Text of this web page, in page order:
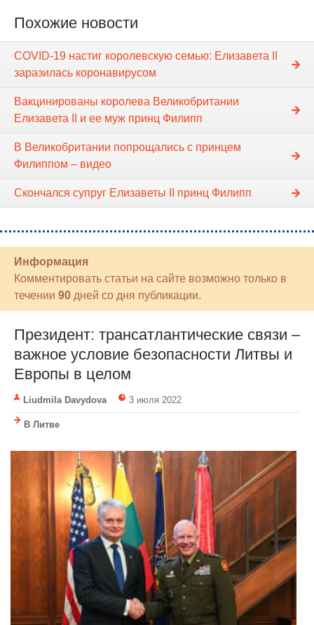
Похожие новости
COVID-19 настиг королевскую семью: Елизавета II
заразилась коронавирусом
Вакцинированы королева Великобритании
Елизавета II и ее муж принц Филипп
В Великобритании попрощались с принцем
Филиппом – видео
Скончался супруг Елизаветы II принц Филипп
Информация
Комментировать статьи на сайте возможно только в
течении 90 дней со дня публикации.
Президент: трансатлантические связи –
важное условие безопасности Литвы и
Европы в целом
Liudmila Davydova 3 июля 2022
В Литве